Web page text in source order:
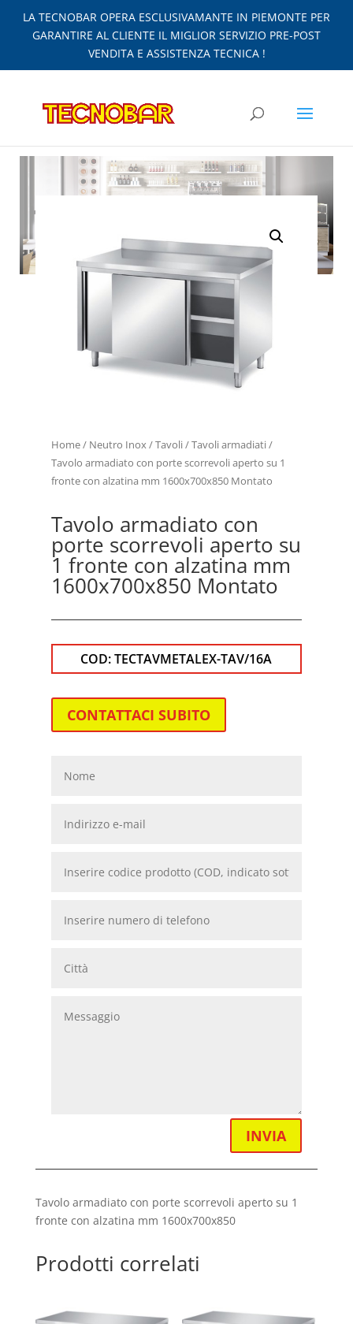
LA TECNOBAR OPERA ESCLUSIVAMANTE IN PIEMONTE PER
GARANTIRE AL CLIENTE IL MIGLIOR SERVIZIO PRE-POST
VENDITA E ASSISTENZA TECNICA !
Home/ Neutro Inox/Tavoli/Tavoli armadiati/
Tavolo armadiato con porte scorrevoli aperto su 1
fronte con alzatina mm 1600x700x850 Montato
Tavolo armadiato con
porte scorrevoli aperto su
1 fronte con alzatina mm
1600x700x850 Montato
COD:TECTAVMETALEX-TAV/16A
CONTATTACI SUBITO
INVIA
Tavolo armadiato con porte scorrevoli aperto su 1
fronte con alzatina mm 1600x700x850
Prodotti correlati